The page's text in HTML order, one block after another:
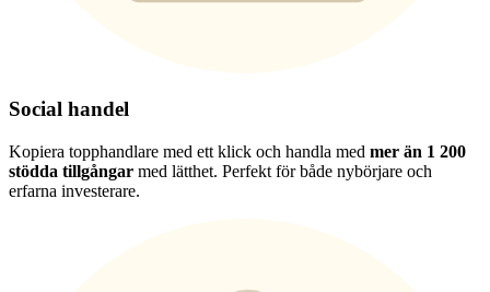
Precious Metals Trading Carnival
Trade Gold & Silver · 33,333 USDT Bonus
Social handel
Kopiera topphandlare med ett klick och handla med mer än 1 200
stödda tillgångar med lätthet. Perfekt för både nybörjare och
erfarna investerare.